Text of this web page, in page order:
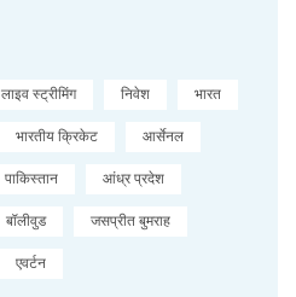
लाइव स्ट्रीमिंग निवेश भारत
भारतीय क्रिकेट आर्सेनल
पाकिस्तान आंध्र प्रदेश
बॉलीवुड जसप्रीत बुमराह
एवर्टन